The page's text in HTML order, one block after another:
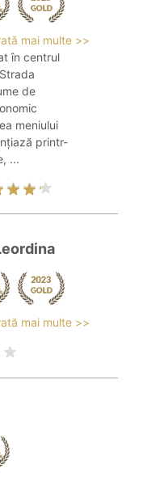
mai multe >>
în centrul
de
meniului
printr-
...
mai multe >>